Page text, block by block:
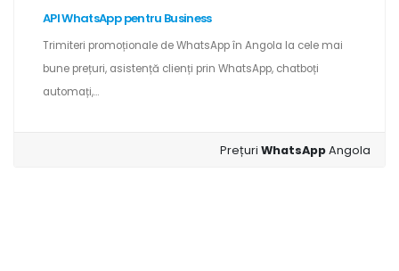
API WhatsApp pentru Business
Trimiteri promoționale de WhatsApp în Angola la cele mai
bune prețuri, asistență clienți prin WhatsApp, chatboți
automați,...
PrețuriWhatsAppAngola